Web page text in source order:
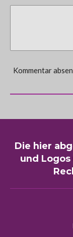
Kommentar
Die hier
und